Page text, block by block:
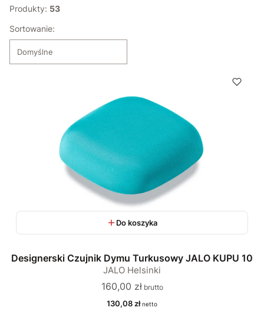
Produkty: 53
Lista produktów
Sortowanie:
Domyślne
Do koszyka
Designerski Czujnik Dymu Turkusowy JALO KUPU 10
JALO Helsinki
Cena
160,00 zł
Cena
130,08 zł